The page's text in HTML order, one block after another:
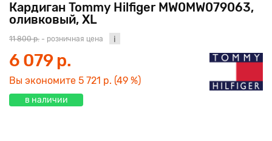
Кардиган Tommy Hilfiger MW0MW079063,
оливковый, XL
11 800 р. - розничная цена
6 079 р.
Вы экономите 5 721 р. (49 %)
в наличии